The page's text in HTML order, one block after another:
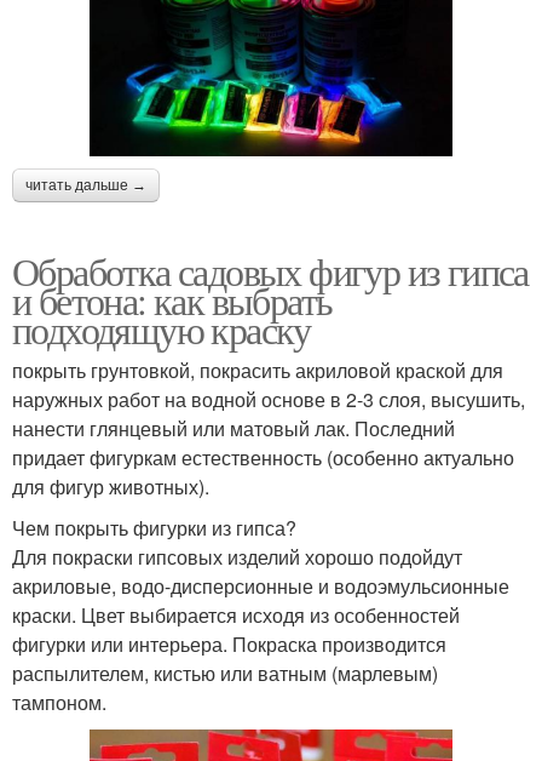
читать дальше →
Обработка садовых фигур из гипса
и бетона: как выбрать
подходящую краску
покрыть грунтовкой, покрасить акриловой краской для
наружных работ на водной основе в 2-3 слоя, высушить,
нанести глянцевый или матовый лак. Последний
придает фигуркам естественность (особенно актуально
для фигур животных).
Чем покрыть фигурки из гипса?
Для покраски гипсовых изделий хорошо подойдут
акриловые, водо-дисперсионные и водоэмульсионные
краски. Цвет выбирается исходя из особенностей
фигурки или интерьера. Покраска производится
распылителем, кистью или ватным (марлевым)
тампоном.